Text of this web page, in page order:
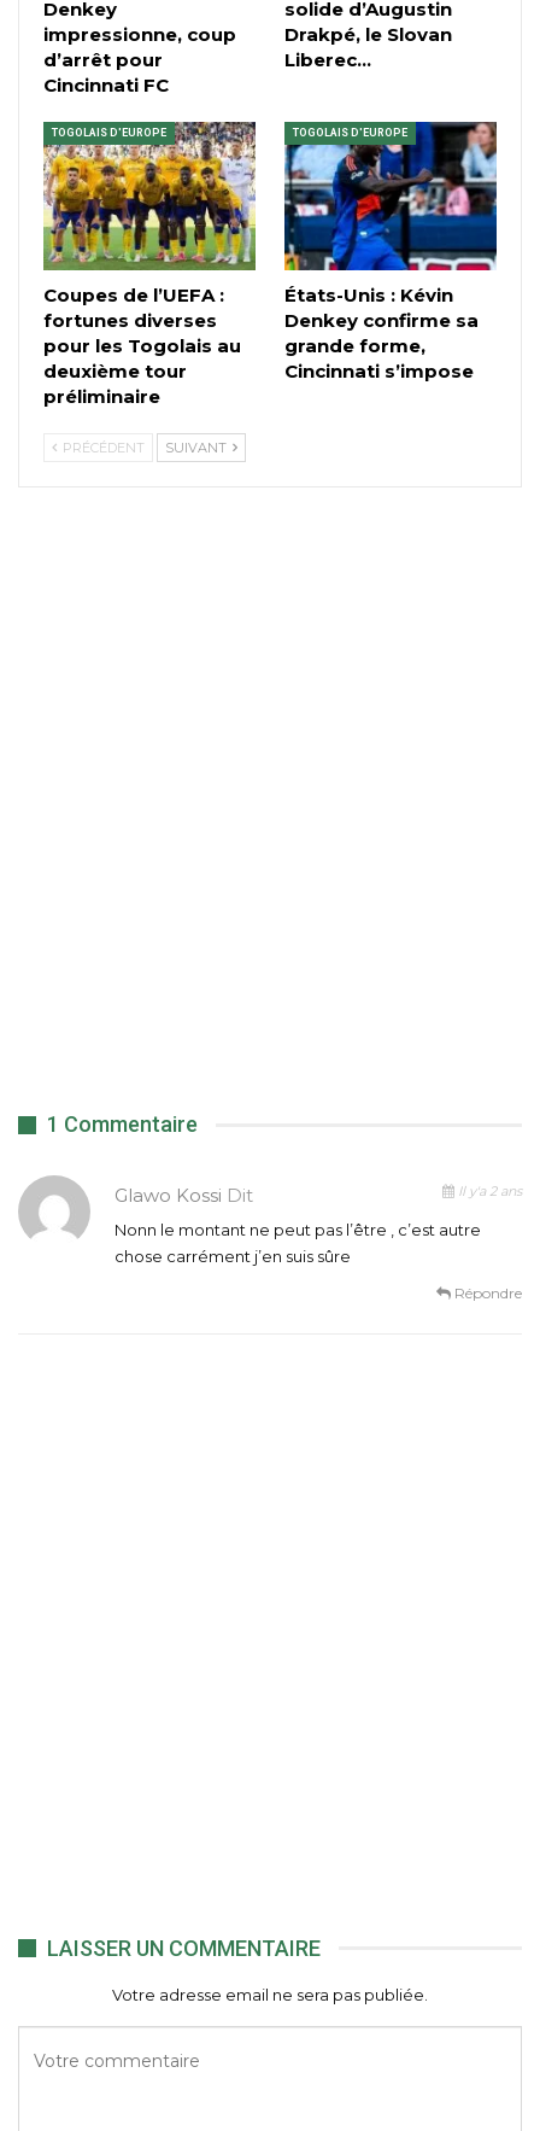
Denkey
impressionne, coup
d’arrêt pour
Cincinnati FC
solide d’Augustin
Drakpé, le Slovan
Liberec…
TOGOLAIS D'EUROPE
Coupes de l’UEFA :
fortunes diverses
pour les Togolais au
deuxième tour
préliminaire
TOGOLAIS D'EUROPE
États-Unis : Kévin
Denkey confirme sa
grande forme,
Cincinnati s’impose
PRÉCÉDENT SUIVANT
1 Commentaire
Glawo Kossi Dit Il y'a 2 ans
Nonn le montant ne peut pas l’être , c’est autre
chose carrément j’en suis sûre
Répondre
LAISSER UN COMMENTAIRE
Votre adresse email ne sera pas publiée.